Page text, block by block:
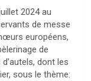
2024 au
de messe
européens,
de
dont les
sous le thème: